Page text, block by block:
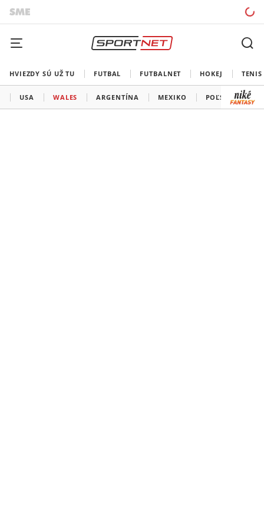
HVIEZDY SÚ UŽ TU FUTBAL FUTBALNET HOKEJ TENIS
USA WALES ARGENTÍNA MEXIKO POĽSKO